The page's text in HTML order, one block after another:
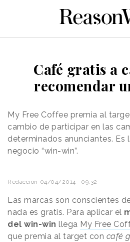
Café gratis a
recomendar
My Free Coffee premia al
cambio de participar en las
determinados anunciantes. Es
negocio “win-win”.
Redacción 04/04/2014 · 09:32
Las marcas son conscientes
nada es gratis. Para aplicar el
del win-win llega My Free
que premia al target con café